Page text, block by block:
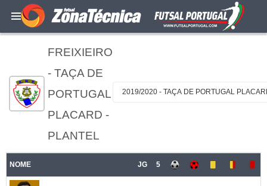
FREIXIEIRO
- TAÇA DE
PORTUGAL
PLACARD -
PLANTEL
2019/2020 - TAÇA DE PORTUGAL
NOME JG 5